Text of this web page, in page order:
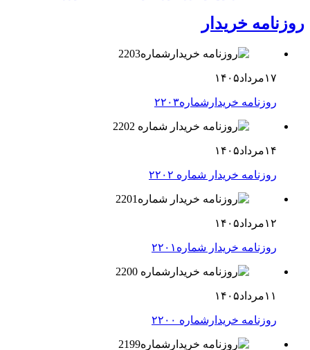
روزنامه خریدار
۱۷مرداد۱۴۰۵
روزنامه خریدارشماره۲۲۰۳
۱۴مرداد۱۴۰۵
روزنامه خریدار شماره ۲۲۰۲
۱۲مرداد۱۴۰۵
روزنامه خریدار شماره۲۲۰۱
۱۱مرداد۱۴۰۵
روزنامه خریدارشماره ۲۲۰۰